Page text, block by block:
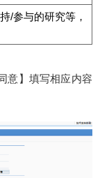
/参与的研究等，
意】填写相应内容